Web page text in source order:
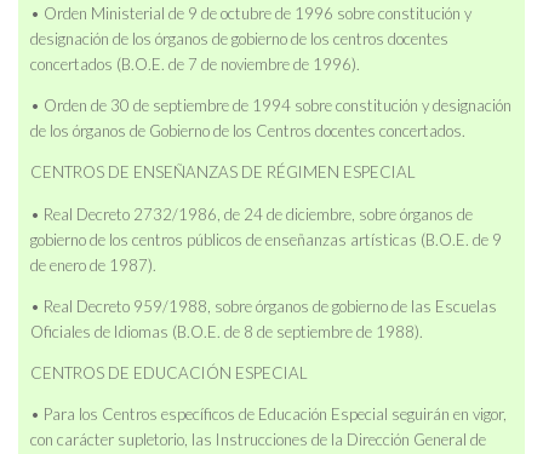
• Orden Ministerial de 9 de octubre de 1996 sobre constitución y
designación de los órganos de gobierno de los centros docentes
concertados (B.O.E. de 7 de noviembre de 1996).
• Orden de 30 de septiembre de 1994 sobre constitución y designación
de los órganos de Gobierno de los Centros docentes concertados.
CENTROS DE ENSEÑANZAS DE RÉGIMEN ESPECIAL
• Real Decreto 2732/1986, de 24 de diciembre, sobre órganos de
gobierno de los centros públicos de enseñanzas artísticas (B.O.E. de 9
de enero de 1987).
• Real Decreto 959/1988, sobre órganos de gobierno de las Escuelas
Oficiales de Idiomas (B.O.E. de 8 de septiembre de 1988).
CENTROS DE EDUCACIÓN ESPECIAL
• Para los Centros específicos de Educación Especial seguirán en vigor,
con carácter supletorio, las Instrucciones de la Dirección General de